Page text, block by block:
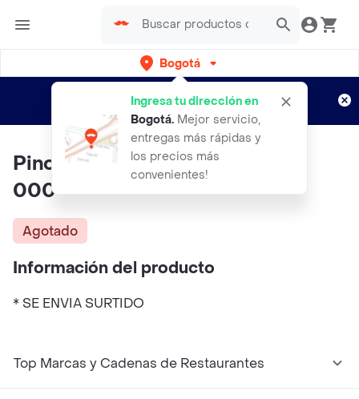
Bogotá
Ingresa tu dirección en
Bogotá. Mejor servicio,
entregas más rápidas y
los precios más
convenientes!
envíos gratis por semanas
Aplican TyC
Pincel Para Delineados ENGOL
000
Agotado
Información del producto
* SE ENVIA SURTIDO
Top Marcas y Cadenas de Restaurantes